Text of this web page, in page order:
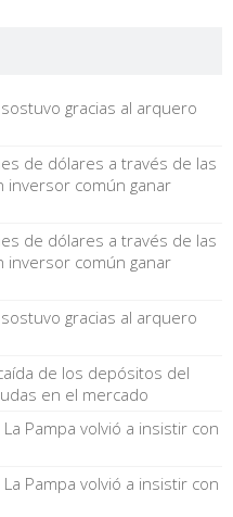
gracias al arquero
de dólares a través de las
inversor común ganar
de dólares a través de las
inversor común ganar
gracias al arquero
de los depósitos del
en el mercado
Pampa volvió a insistir con
Pampa volvió a insistir con